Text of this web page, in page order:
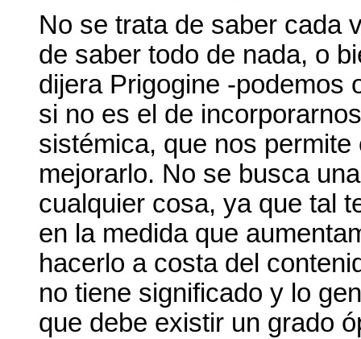
No se trata de saber cada
de saber todo de nada, o
dijera Prigogine -podemos
si no es el de
sistémica, que nos
mejorarlo. No se busca
cualquier cosa, ya que tal
en la medida que
hacerlo a costa del
no tiene significado y lo
que debe existir un grado